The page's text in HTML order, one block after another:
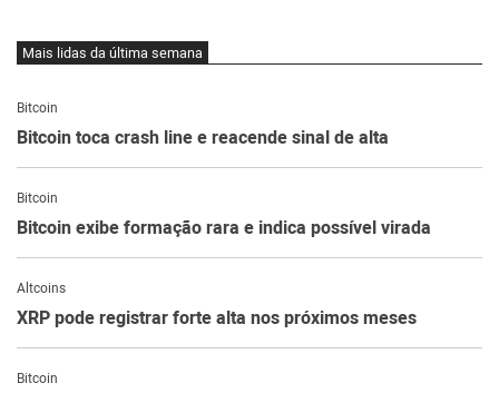
Mais lidas da última semana
Bitcoin
Bitcoin toca crash line e reacende sinal de alta
Bitcoin
Bitcoin exibe formação rara e indica possível virada
Altcoins
XRP pode registrar forte alta nos próximos meses
Bitcoin